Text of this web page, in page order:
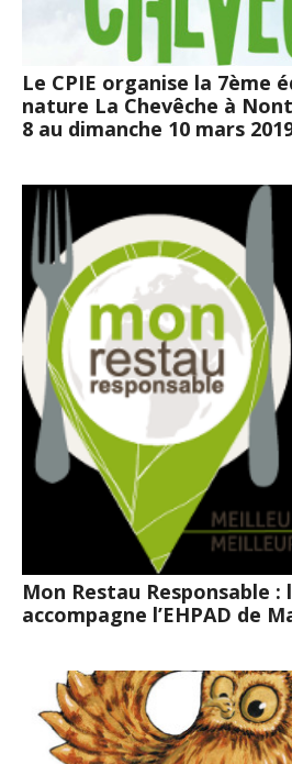
Le CPIE organise la 7ème
nature La Chevêche à
8 au dimanche 10 mars
Mon Restau Responsable :
accompagne l’EHPAD de